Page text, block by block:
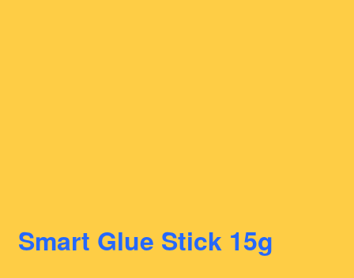
Smart Glue Stick 15g